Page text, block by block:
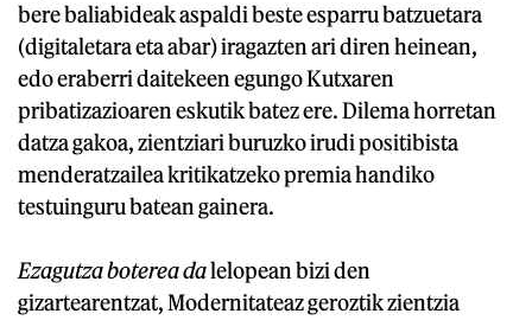
bere baliabideak aspaldi beste esparru batzuetara
(digitaletara eta abar) iragazten ari diren heinean,
edo eraberri daitekeen egungo Kutxaren
pribatizazioaren eskutik batez ere. Dilema horretan
datza gakoa, zientziari buruzko irudi positibista
menderatzailea kritikatzeko premia handiko
testuinguru batean gainera.
Ezagutza boterea dalelopean bizi den
gizartearentzat, Modernitateaz geroztik zientzia